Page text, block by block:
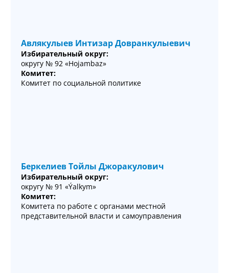
Авлякулыев Интизар Довранкулыевич
Избирательный округ:
округу № 92 «Hojambaz»
Комитет:
Комитет по социальной политике
Беркелиев Тойлы Джоракулович
Избирательный округ:
округу № 91 «Ýalkym»
Комитет:
Комитета по работе с органами местной
представительной власти и самоуправления